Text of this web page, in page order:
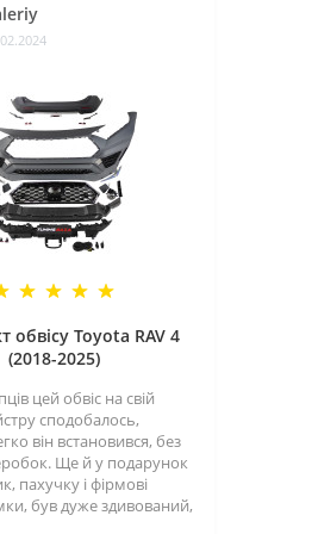
обвісу Toyota RAV 4
(2018-2025)
цей обвіс на свій
сподобалось,
він встановився, без
Ще й у подарунок
пахучку і фірмові
був дуже здивований,